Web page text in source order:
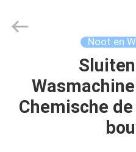
PRODUCTEN
Co,LTD.
Noot en
Chemische